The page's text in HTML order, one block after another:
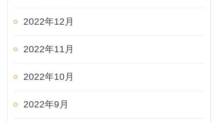
2022年12月
2022年11月
2022年10月
2022年9月